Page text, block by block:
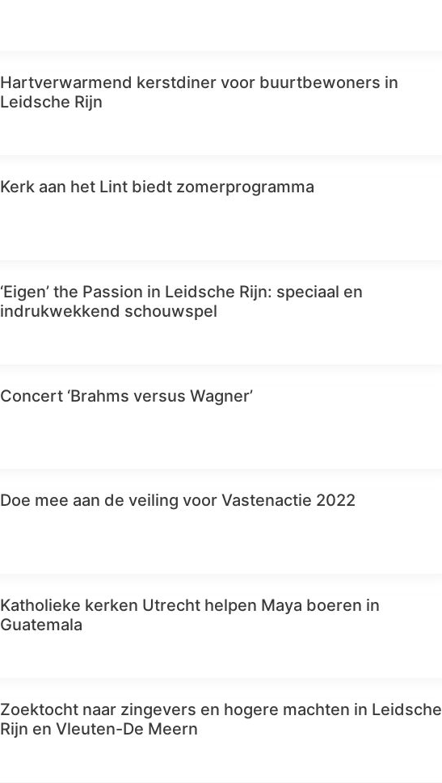
Hartverwarmend kerstdiner voor buurtbewoners in
Leidsche Rijn
Kerk aan het Lint biedt zomerprogramma
‘Eigen’ the Passion in Leidsche Rijn: speciaal en
indrukwekkend schouwspel
Concert ‘Brahms versus Wagner’
Doe mee aan de veiling voor Vastenactie 2022
Katholieke kerken Utrecht helpen Maya boeren in
Guatemala
Zoektocht naar zingevers en hogere machten in Leidsche
Rijn en Vleuten-De Meern